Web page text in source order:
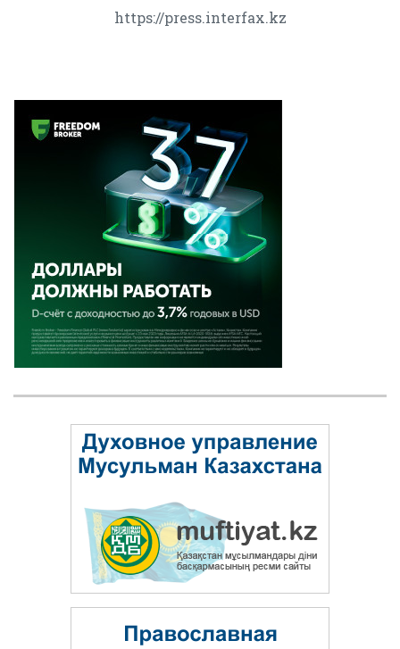
https://press.interfax.kz